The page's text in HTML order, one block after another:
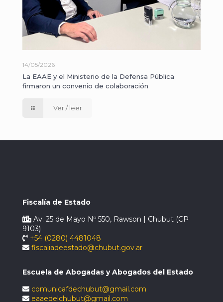
14/05/2026
La EAAE y el Ministerio de la Defensa Pública
firmaron un convenio de colaboración
Ver / leer
Fiscalía de Estado
Av. 25 de Mayo Nº 550, Rawson | Chubut (CP
9103)
+54 (0280) 4481048
fiscaliadeestado@chubut.gov.ar
Escuela de Abogadas y Abogados del Estado
comunicafdechubut@gmail.com
eaaedelchubut@gmail.com